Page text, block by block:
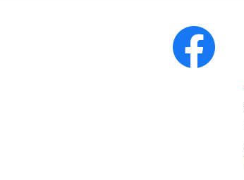
Gia vị khác